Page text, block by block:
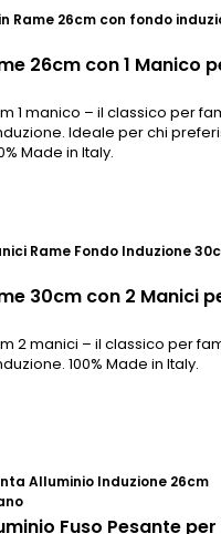
Rame 26cm con fondo
26cm con 1 Manico
1 manico – il classico per
Ideale per chi
Made in Italy.
Rame Fondo Induzione
30cm con 2 Manici
2 manici – il classico per
100% Made in Italy.
Alluminio Induzione 26cm
Fuso Pesante